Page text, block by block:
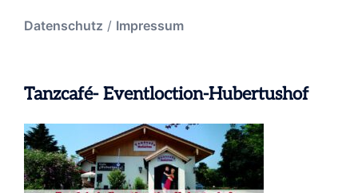
Datenschutz / Impressum
Tanzcafé- Eventloction-Hubertushof